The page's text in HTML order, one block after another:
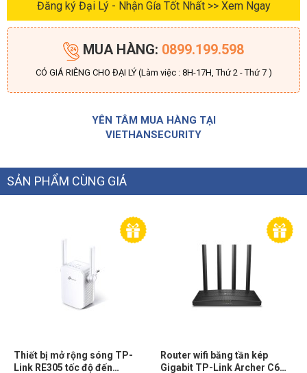
Đăng ký Đại Lý - Nhận Gía Tốt Nhất >> Xem Ngay
MUA HÀNG: 0899.199.598
CÓ GIÁ RIÊNG CHO ĐẠI LÝ (Làm việc : 8H-17H, Thứ 2 - Thứ 7 )
YÊN TÂM MUA HÀNG TẠI
VIETHANSECURITY
SẢN PHẨM CÙNG GIÁ
Thiết bị mở rộng sóng TP-
Link RE305 tốc độ đến
Router wifi băng tần kép
Gigabit TP-Link Archer C6